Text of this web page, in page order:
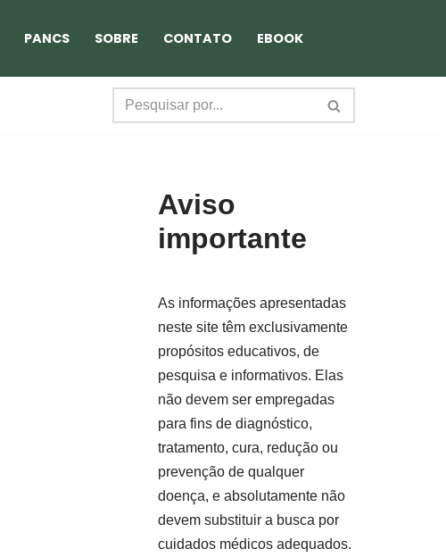
PANCS SOBRE CONTATO EBOOK
Aviso
importante
As informações apresentadas
neste site têm exclusivamente
propósitos educativos, de
pesquisa e informativos. Elas
não devem ser empregadas
para fins de diagnóstico,
tratamento, cura, redução ou
prevenção de qualquer
doença, e absolutamente não
devem substituir a busca por
cuidados médicos adequados.